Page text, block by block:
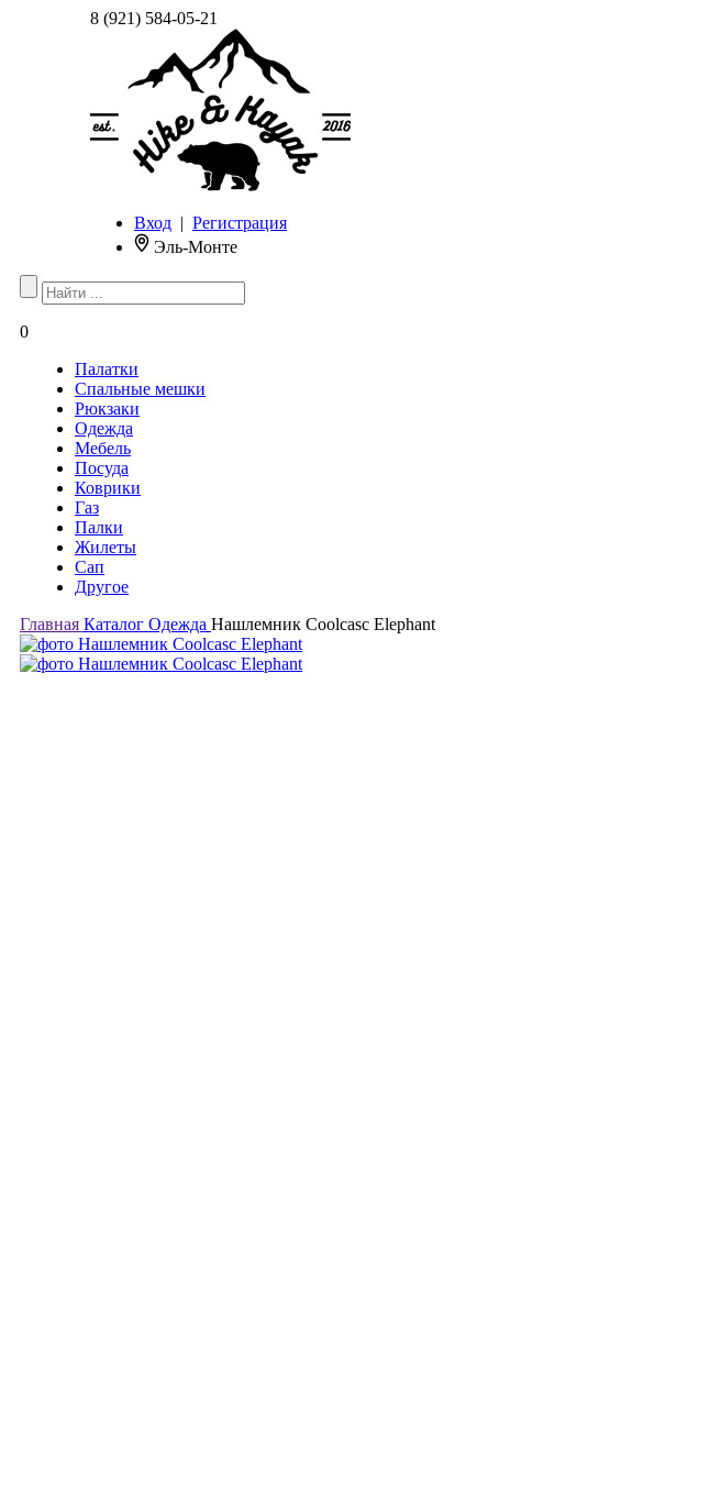
8 (921) 584-05-21
Вход | Регистрация
Эль-Монте
0
Палатки
Спальные мешки
Рюкзаки
Одежда
Мебель
Посуда
Коврики
Газ
Палки
Жилеты
Сап
Другое
Главная Каталог Одежда Нашлемник Coolcasc Elephant